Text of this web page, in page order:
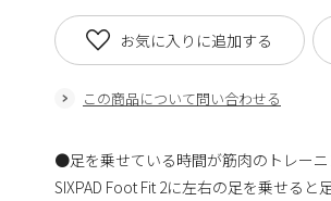
この商品について問い合わせる
お気に入りに追加する
●足を乗せている時間が筋肉のトレーニ
SIXPAD Foot Fit 2に左右の足を乗せると